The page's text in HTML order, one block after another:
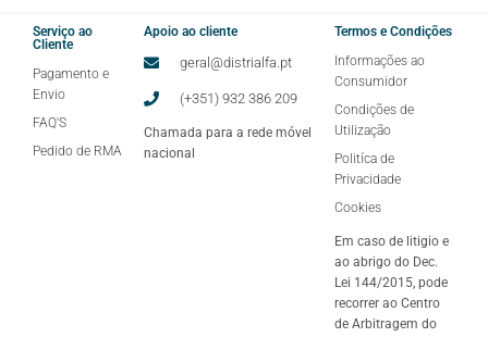
Serviço ao
Cliente
Pagamento e
Envio
FAQ'S
Pedido de RMA
Apoio ao cliente
geral@distrialfa.pt
(+351) 932 386 209
Chamada para a rede móvel
nacional
Termos e Condições
Informações ao
Consumidor
Condições de
Utilização
Politíca de
Privacidade
Cookies
Em caso de litigio e
ao abrigo do Dec.
Lei 144/2015, pode
recorrer ao Centro
de Arbitragem do